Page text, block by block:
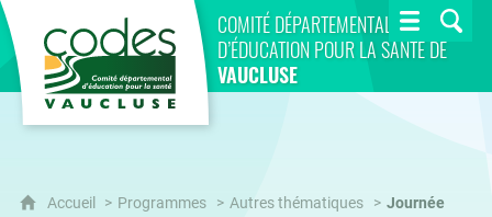
COMITÉ DÉPARTEMENTAL
D’ÉDUCATION POUR LA SANTÉ DE
VAUCLUSE
CoDES 84
Accueil Programmes Autres thématiques
Journée